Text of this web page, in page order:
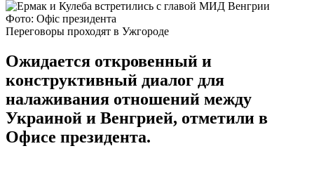
Фото: Офіс президента
Переговоры проходят в Ужгороде
Ожидается откровенный и
конструктивный диалог для
налаживания отношений между
Украиной и Венгрией, отметили в
Офисе президента.